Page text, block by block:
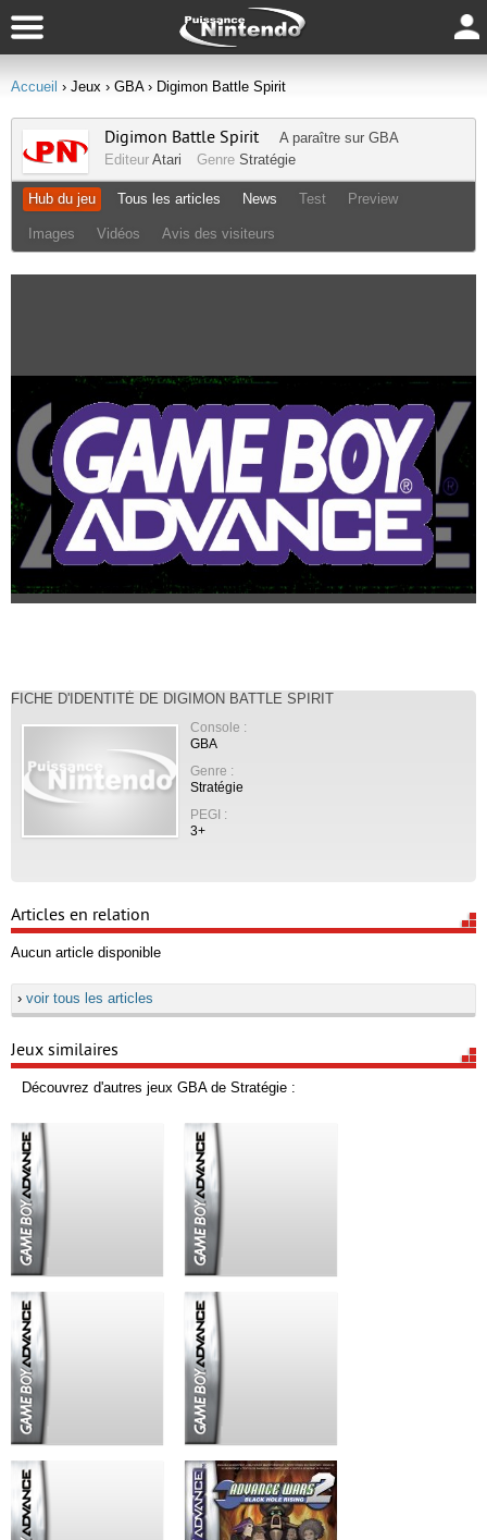
Accueil › Jeux › GBA› Digimon Battle Spirit
Digimon Battle Spirit A paraître sur GBA
Editeur Atari Genre Stratégie
Hub du jeu Tous les articles News Test Preview
Images Vidéos Avis des visiteurs
FICHE D'IDENTITÉ DE DIGIMON BATTLE SPIRIT
Console :
GBA
Genre :
Stratégie
PEGI :
3+
Articles en relation
Aucun article disponible
› voir tous les articles
Jeux similaires
Découvrez d'autres jeux GBA de Stratégie :